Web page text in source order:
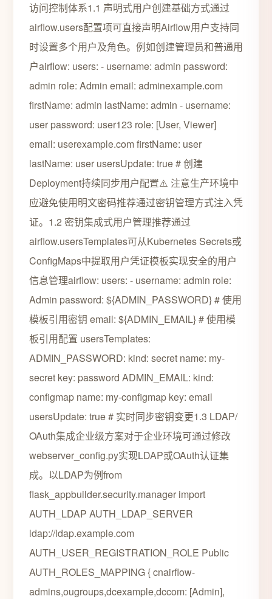
访问控制体系1.1 声明式用户创建基础方式通过
airflow.users配置项可直接声明Airflow用户支持同
时设置多个用户及角色。例如创建管理员和普通用
户airflow: users: - username: admin password:
admin role: Admin email: adminexample.com
firstName: admin lastName: admin - username:
user password: user123 role: [User, Viewer]
email: userexample.com firstName: user
lastName: user usersUpdate: true # 创建
Deployment持续同步用户配置⚠️ 注意生产环境中
应避免使用明文密码推荐通过密钥管理方式注入凭
证。1.2 密钥集成式用户管理推荐通过
airflow.usersTemplates可从Kubernetes Secrets或
ConfigMaps中提取用户凭证模板实现安全的用户
信息管理airflow: users: - username: admin role:
Admin password: ${ADMIN_PASSWORD} # 使用
模板引用密钥 email: ${ADMIN_EMAIL} # 使用模
板引用配置 usersTemplates:
ADMIN_PASSWORD: kind: secret name: my-
secret key: password ADMIN_EMAIL: kind:
configmap name: my-configmap key: email
usersUpdate: true # 实时同步密钥变更1.3 LDAP/
OAuth集成企业级方案对于企业环境可通过修改
webserver_config.py实现LDAP或OAuth认证集
成。以LDAP为例from
flask_appbuilder.security.manager import
AUTH_LDAP AUTH_LDAP_SERVER
ldap://ldap.example.com
AUTH_USER_REGISTRATION_ROLE Public
AUTH_ROLES_MAPPING { cnairflow-
admins,ougroups,dcexample,dccom: [Admin],